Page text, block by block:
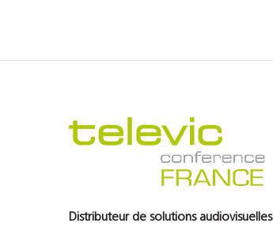
Distributeur de solutions audiovisuelles